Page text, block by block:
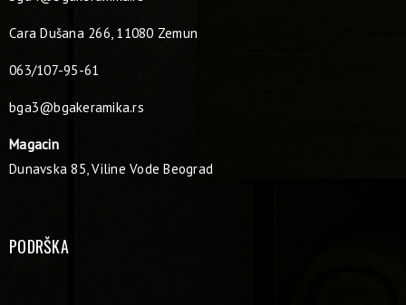
Cara Dušana 266, 11080 Zemun
063/107-95-61
bga3@bgakeramika.rs
Magacin
Dunavska 85, Viline Vode Beograd
PODRŠKA